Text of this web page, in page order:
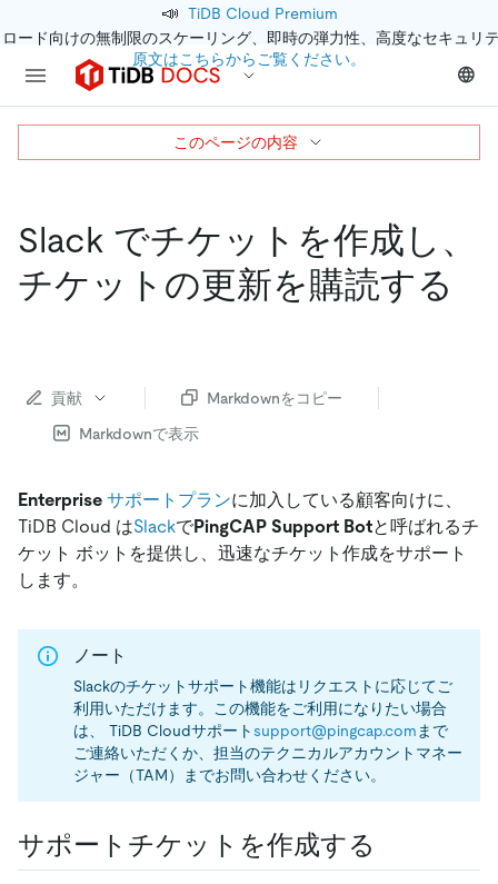
📣 TiDB Cloud Premium
ード向けの無制限のスケーリング、即時の弾力性、高度なセキュリ
原文はこちらからご覧ください。
Slack でチケットを作成し、
チケットの更新を購読する
貢献
Markdownをコピー
Markdownで表示
Enterprise サポートプランに加入している顧客向けに、
TiDB Cloud はSlackでPingCAP Support Botと呼ばれるチ
ケット ボットを提供し、迅速なチケット作成をサポート
します。
ノート
Slackのチケットサポート機能はリクエストに応じてご
利用いただけます。この機能をご利用になりたい場合
は、 TiDB Cloudサポート support@pingcap.com まで
ご連絡いただくか、担当のテクニカルアカウントマネー
ジャー（TAM）までお問い合わせください。
サポートチケットを作成する
このページの内容